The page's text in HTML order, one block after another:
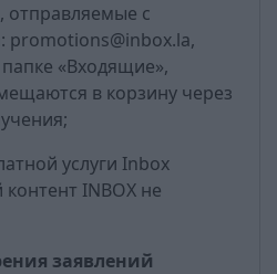
отправляемые с
promotions@inbox.la,
«Входящие»,
в корзину через
услуги Inbox
INBOX не
заявлений